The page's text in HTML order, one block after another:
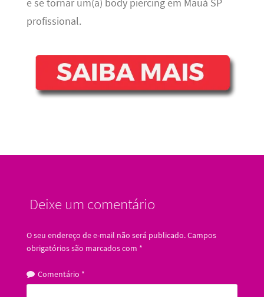
e se tornar um(a) body piercing em Mauá SP
profissional.
Deixe um comentário
O seu endereço de e-mail não será publicado.Campos
obrigatórios são marcados com *
Comentário *